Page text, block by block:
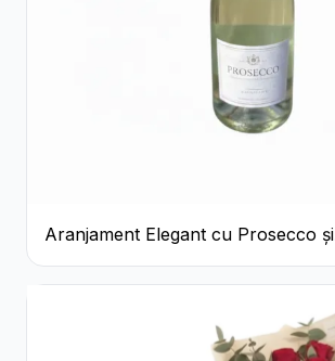
Aranjament Elegant cu Prosecco și
Flori Galbene.